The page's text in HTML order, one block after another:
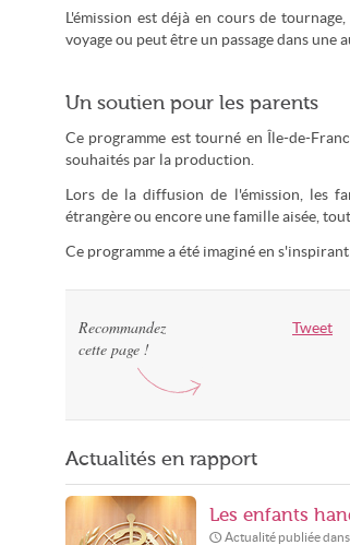
L'émission est déjà en cours de
voyage ou peut être un passage dans une
Un soutien pour les parents
Ce programme est tourné en Île-de-
souhaités par la production.
Lors de la diffusion de l'émission, les
étrangère ou encore une famille aisée,
Ce programme a été imaginé en
Tweet
Recommandez
cette page !
Actualités en rapport
Les enfants
Actualité publiée